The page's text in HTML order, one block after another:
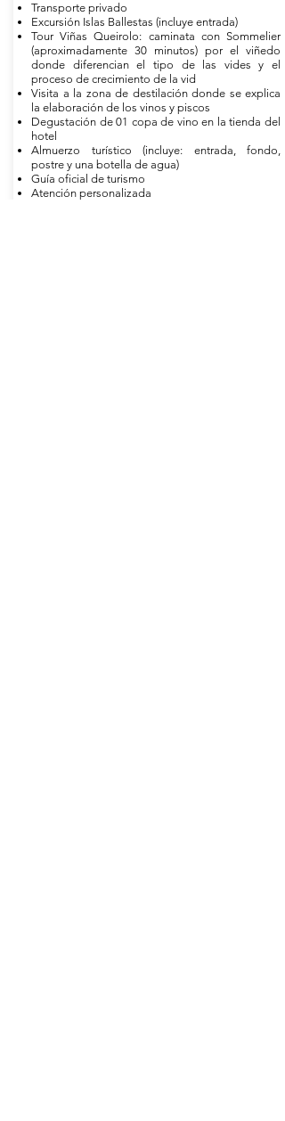
Transporte privado
Excursión Islas Ballestas (incluye entrada)
Tour Viñas Queirolo: caminata con Sommelier
(aproximadamente 30 minutos) por el viñedo
donde diferencian el tipo de las vides y el
proceso de crecimiento de la vid
Visita a la zona de destilación donde se explica
la elaboración de los vinos y piscos
Degustación de 01 copa de vino en la tienda del
hotel
Almuerzo turístico (incluye: entrada, fondo,
postre y una botella de agua)
Guía oficial de turismo
Atención personalizada